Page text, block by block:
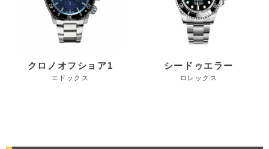
クロノオフショア1
エドックス
シードゥエラー
ロレックス